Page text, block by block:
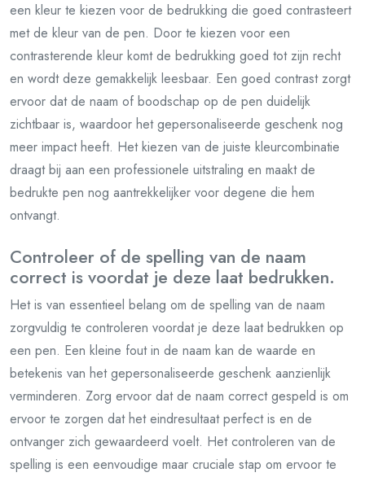
een kleur te kiezen voor de bedrukking die goed contrasteert
met de kleur van de pen. Door te kiezen voor een
contrasterende kleur komt de bedrukking goed tot zijn recht
en wordt deze gemakkelijk leesbaar. Een goed contrast zorgt
ervoor dat de naam of boodschap op de pen duidelijk
zichtbaar is, waardoor het gepersonaliseerde geschenk nog
meer impact heeft. Het kiezen van de juiste kleurcombinatie
draagt bij aan een professionele uitstraling en maakt de
bedrukte pen nog aantrekkelijker voor degene die hem
ontvangt.
Controleer of de spelling van de naam
correct is voordat je deze laat bedrukken.
Het is van essentieel belang om de spelling van de naam
zorgvuldig te controleren voordat je deze laat bedrukken op
een pen. Een kleine fout in de naam kan de waarde en
betekenis van het gepersonaliseerde geschenk aanzienlijk
verminderen. Zorg ervoor dat de naam correct gespeld is om
ervoor te zorgen dat het eindresultaat perfect is en de
ontvanger zich gewaardeerd voelt. Het controleren van de
spelling is een eenvoudige maar cruciale stap om ervoor te